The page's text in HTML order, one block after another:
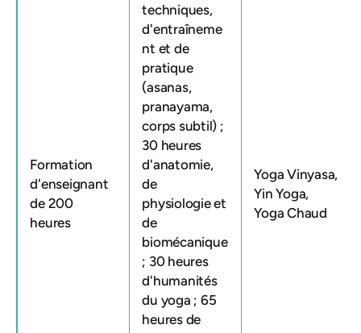
Formation
d'enseignant
de 200
heures
techniques,
d'entraîneme
nt et de
pratique
(asanas,
pranayama,
corps subtil) ;
30 heures
d'anatomie,
de
physiologie et
de
biomécanique
; 30 heures
d'humanités
du yoga ; 65
heures de
Yoga Vinyasa,
Yin Yoga,
Yoga Chaud